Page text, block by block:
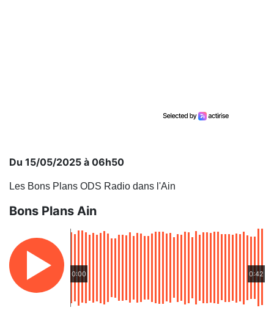
Du 15/05/2025 à 06h50
Les Bons Plans ODS Radio dans l'Ain
Bons Plans Ain
0:00 0:42